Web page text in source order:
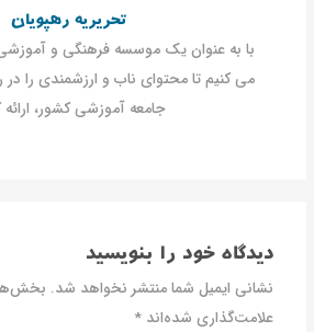
تحریریه رهپویان
با به عنوان یک موسسه فرهنگی و
می کنیم تا محتوای ناب و ارزشمندی را در
جامعه آموزشی کشور، ارائه
دیدگاه‌ خود را بنویسید
نشانی ایمیل شما منتشر نخواهد شد.
علامت‌گذاری شده‌اند*